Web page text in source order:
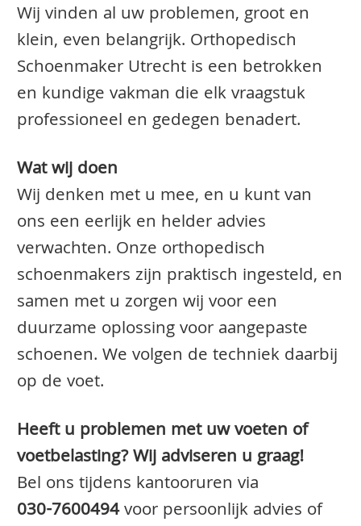
Wij vinden al uw problemen, groot en
klein, even belangrijk. Orthopedisch
Schoenmaker Utrecht is een betrokken
en kundige vakman die elk vraagstuk
professioneel en gedegen benadert.
Wat wij doen
Wij denken met u mee, en u kunt van
ons een eerlijk en helder advies
verwachten. Onze orthopedisch
schoenmakers zijn praktisch ingesteld, en
samen met u zorgen wij voor een
duurzame oplossing voor aangepaste
schoenen. We volgen de techniek daarbij
op de voet.
Heeft u problemen met uw voeten of
voetbelasting? Wij adviseren u graag!
Bel ons tijdens kantooruren via
030-7600494voor persoonlijk advies of